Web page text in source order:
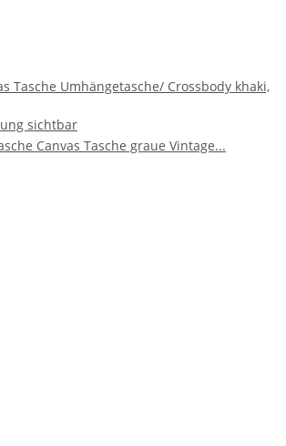
Tasche Umhängetasche/ Crossbody khaki,
sichtbar